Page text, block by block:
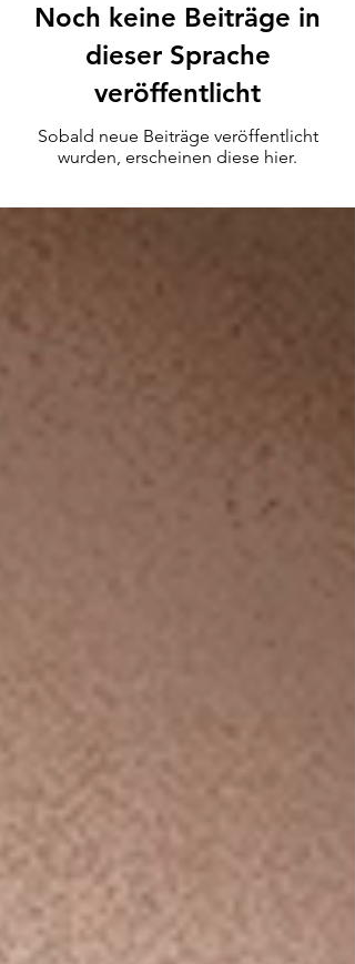
Noch keine Beiträge in
dieser Sprache
veröffentlicht
Sobald neue Beiträge veröffentlicht
wurden, erscheinen diese hier.